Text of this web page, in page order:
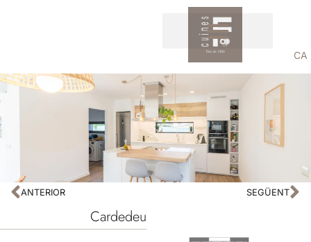
CA
ANTERIOR SEGÜENT
Cardedeu